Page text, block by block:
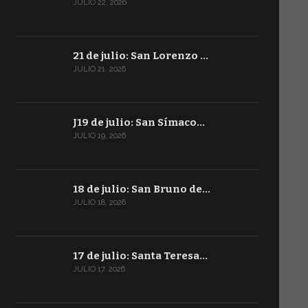
JULIO 22, 2026
21 de julio: San Lorenzo …
JULIO 21, 2026
J19 de julio: San Símaco…
JULIO 19, 2026
18 de julio: San Bruno de…
JULIO 18, 2026
17 de julio: Santa Teresa…
JULIO 17, 2026